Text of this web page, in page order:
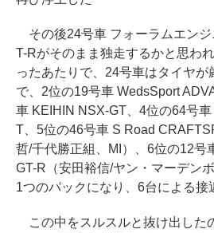
その後24号車 フォーラムエンジ
T-Rがそのまま独走するかと思わ
ったあたりで、24号車はタイヤが
で、2位の19号車 WedsSport
車 KEIHIN NSX-GT、4位の64号
T、5位の46号車 S Road
哲/千代勝正組、MI）、6位の12号
GT-R（安田裕信/ヤン・マーデン
1つのパックになり、6台による接
この中をスルスルと抜け出した